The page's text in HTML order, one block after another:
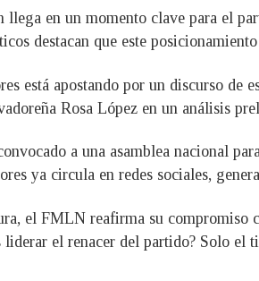
llega en un momento clave para el
destacan que este
está apostando por un discurso de
Rosa López en un análisis
a una asamblea nacional
ya circula en redes sociales,
el FMLN reafirma su compromiso
liderar el renacer del partido? Solo